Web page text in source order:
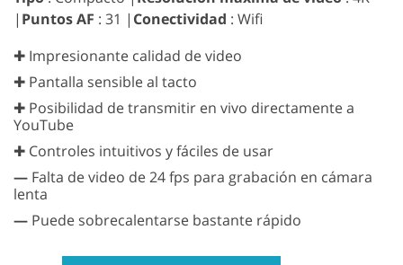
| Puntos AF : 31 | Conectividad : Wifi
✚ Impresionante calidad de video
✚ Pantalla sensible al tacto
✚ Posibilidad de transmitir en vivo directamente a
YouTube
✚ Controles intuitivos y fáciles de usar
— Falta de video de 24 fps para grabación en cámara
lenta
— Puede sobrecalentarse bastante rápido